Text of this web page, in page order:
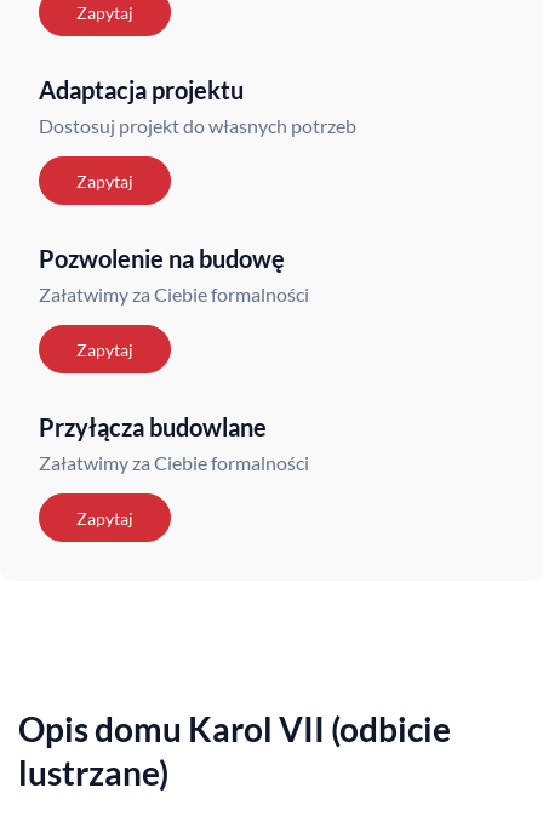
Zapytaj
Adaptacja projektu
Dostosuj projekt do własnych potrzeb
Zapytaj
Pozwolenie na budowę
Załatwimy za Ciebie formalności
Zapytaj
Przyłącza budowlane
Załatwimy za Ciebie formalności
Zapytaj
Opis domu Karol VII (odbicie
lustrzane)